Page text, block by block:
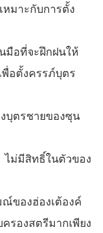
มาะกับการตั้ง
มือที่จะฝึกฝนให้
อตั้งครรภ์บุตร
บุตรชายของซุน
ไม่มีสิทธิ์ในตัวของ
ของฮ่องเต้องค์
รองสตรีมากเพียง